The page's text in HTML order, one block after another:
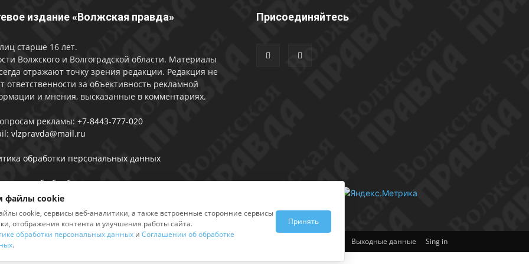
издание «Волжская правда»
старше 16 лет.
Волжского и Волгоградской области. Материалы
отражают точку зрения редакции. Редакция не
ответственности за объективность рекламной
и мнения, высказанные в комментариях.
рекламы: +7-8443-777-020
vlzpravda@mail.ru
обработки персональных данных
об обработке персональных данных
Присоединяйтесь
Выходные данные Sing in
файлы cookie
cookie, сервисы веб-аналитики, а также встроенные сторонние сервисы
отображения контента и улучшения работы сайта.
обработки персональных данных и Соглашении об обработке
.
Принять